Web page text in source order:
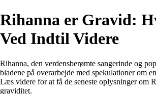
Rihanna er Gravid:
Ved Indtil Videre
Rihanna, den verdensberømte sangerinde og
bladene på overarbejde med spekulationer om
Læs videre for at få de seneste oplysninger om
graviditet.